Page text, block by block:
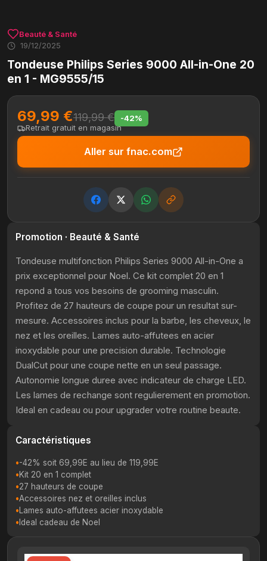
Beauté & Santé
19/12/2025
Tondeuse Philips Series 9000 All-in-One 20
en 1 - MG9555/15
69,99 €119,99 €
-42%
Retrait gratuit en magasin
Aller sur fnac.com
Promotion · Beauté & Santé
Tondeuse multifonction Philips Series 9000 All-in-One a
prix exceptionnel pour Noel. Ce kit complet 20 en 1
repond a tous vos besoins de grooming masculin.
Profitez de 27 hauteurs de coupe pour un resultat sur-
mesure. Accessoires inclus pour la barbe, les cheveux, le
nez et les oreilles. Lames auto-affutees en acier
inoxydable pour une precision durable. Technologie
DualCut pour une coupe nette en un seul passage.
Autonomie longue duree avec indicateur de charge LED.
Les lames de rechange sont regulierement en promotion.
Ideal en cadeau ou pour upgrader votre routine beaute.
Caractéristiques
-42% soit 69,99E au lieu de 119,99E
Kit 20 en 1 complet
27 hauteurs de coupe
Accessoires nez et oreilles inclus
Lames auto-affutees acier inoxydable
Ideal cadeau de Noel